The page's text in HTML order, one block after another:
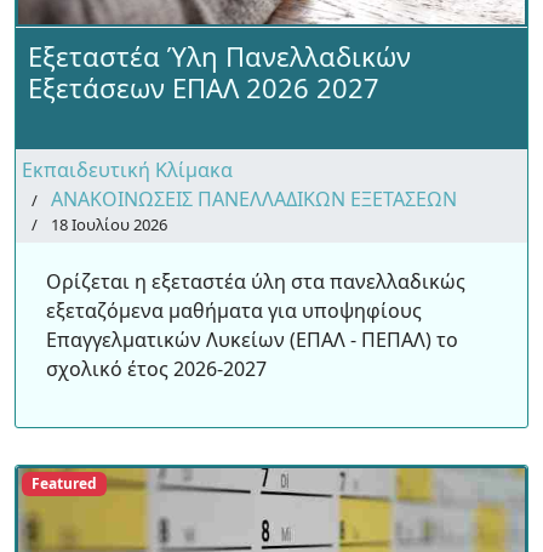
Εξεταστέα Ύλη Πανελλαδικών
Εξετάσεων ΕΠΑΛ 2026 2027
Εκπαιδευτική Κλίμακα
ΑΝΑΚΟΙΝΩΣΕΙΣ ΠΑΝΕΛΛΑΔΙΚΩΝ ΕΞΕΤΑΣΕΩΝ
18 Ιουλίου 2026
Ορίζεται η εξεταστέα ύλη στα πανελλαδικώς
εξεταζόμενα μαθήματα για υποψηφίους
Επαγγελματικών Λυκείων (ΕΠΑΛ - ΠΕΠΑΛ) το
σχολικό έτος 2026-2027
Featured